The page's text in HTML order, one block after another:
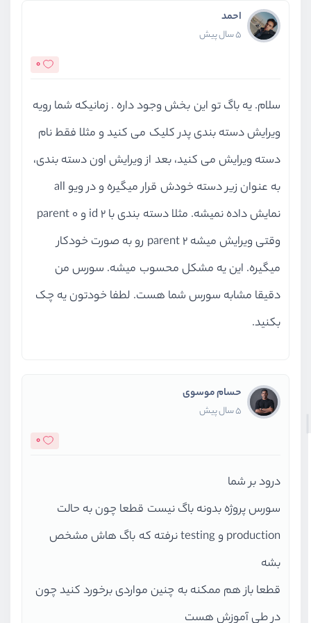
احمد
5 سال پیش
0
سلام. یه باگ تو این بخش وجود داره . زمانیکه شما رویه
ویرایش دسته بندی پدر کلیک می کنید و مثلا فقط نام
دسته ویرایش می کنید، بعد از ویرایش اون دسته بندی،
به عنوان زیر دسته خودش قرار میگیره و در ویو all
نمایش داده نمیشه. مثلا دسته بندی با id 2 و parent 0
وقتی ویرایش میشه parent 2 رو به صورت خودکار
میگیره. این یه مشکل محسوب میشه. سورس من
دقیقا مشابه سورس شما هست. لطفا خودتون یه چک
بکنید.
حسام موسوی
5 سال پیش
0
درود بر شما
سورس پروژه بدونه باگ نیست قطعا چون به حالت
production و testing نرفته که باگ هاش مشخص
بشه
قطعا باز هم ممکنه به چنین مواردی برخورد کنید چون
در طی آموزش هست